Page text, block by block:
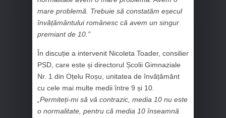
mare problemă. Trebuie să constatăm eșecul
învățământului românesc că avem un singur
premiant de 10.”
În discuție a intervenit Nicoleta Toader, consilier
PSD, care este și directorul Școlii Gimnaziale
Nr. 1 din Oțelu Roșu, unitatea de învățământ
cu cele mai multe medii între 9 și 10.
„Permiteți-mi să vă contrazic, media 10 nu este
o normalitate, pentru că media 10 înseamnă